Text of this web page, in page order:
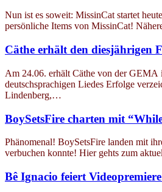
Nun ist es soweit: MissinCat startet
persönliche Items von MissinCat!
Cäthe erhält den diesjährigen
Am 24.06. erhält Cäthe von der GEMA
deutschsprachigen Liedes Erfolge
Lindenberg,…
BoySetsFire charten mit
Phänomenal! BoySetsFire landen mit
verbuchen konnte! Hier gehts zum
Bê Ignacio feiert